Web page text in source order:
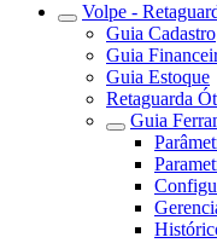
Volpe -
Guia Cadastro
Guia
Guia Estoque
Retaguarda
Guia